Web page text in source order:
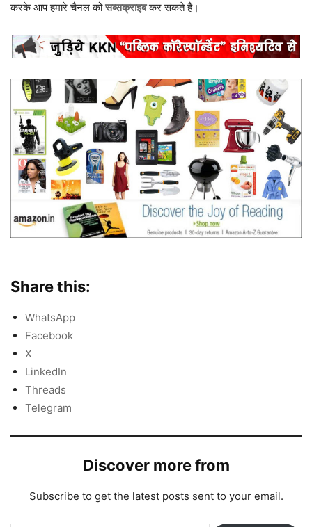
करके आप हमारे चैनल कोसब्सक्राइबकर सकते हैं।
Share this:
WhatsApp
Facebook
X
LinkedIn
Threads
Telegram
Discover more from
Subscribe to get the latest posts sent to your email.
Type your email…